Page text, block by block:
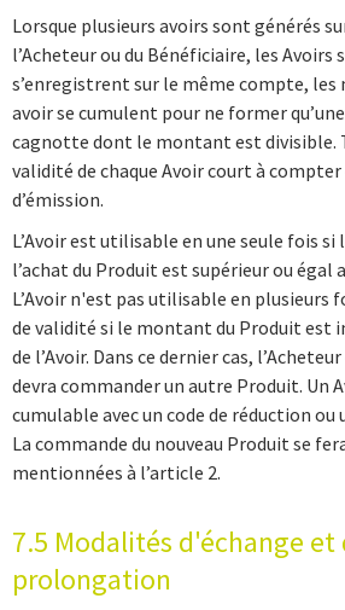
Lorsque plusieurs avoirs sont générés
l’Acheteur ou du Bénéficiaire, les Avoirs
s’enregistrent sur le même compte, les
avoir se cumulent pour ne former
cagnotte dont le montant est divisible.
validité de chaque Avoir court à
d’émission.
L’Avoir est utilisable en une seule fois
l’achat du Produit est supérieur ou égal
L’Avoir n'est pas utilisable en plusieurs
de validité si le montant du Produit est
de l’Avoir. Dans ce dernier cas,
devra commander un autre Produit. Un
cumulable avec un code de réduction
La commande du nouveau Produit se
mentionnées à l’article 2.
7.5 Modalités d'échange et
prolongation